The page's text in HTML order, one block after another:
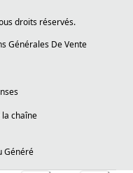
droits réservés.
Générales De Vente
chaîne
Généré